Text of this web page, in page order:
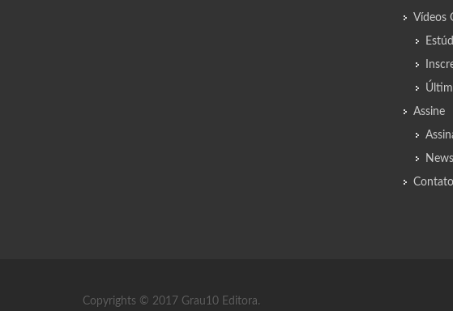
Vídeos
Assine
Contato
Copyrights © 2017 Grau10 Editora.